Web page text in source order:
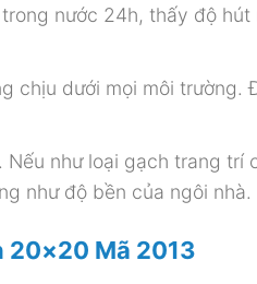
nước 24h, thấy độ
chịu dưới mọi môi trường.
Nếu như loại gạch trang trí
như độ bền của ngôi nhà.
20×20 Mã 2013